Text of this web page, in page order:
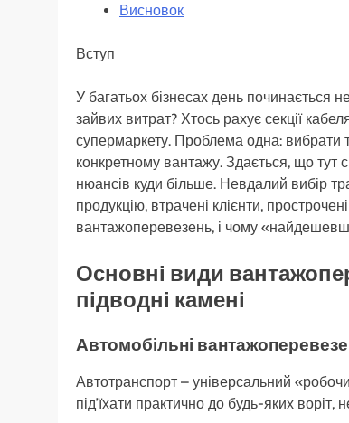
Висновок
Вступ
У багатьох бізнесах день починається
зайвих витрат? Хтось рахує секції
супермаркету. Проблема одна: вибрати
конкретному вантажу. Здається, що
нюансів куди більше. Невдалий вибір
продукцію, втрачені клієнти,
вантажоперевезень, і чому
Основні види
підводні камені
Автомобільні
Автотранспорт – універсальний
під’їхати практично до будь-яких